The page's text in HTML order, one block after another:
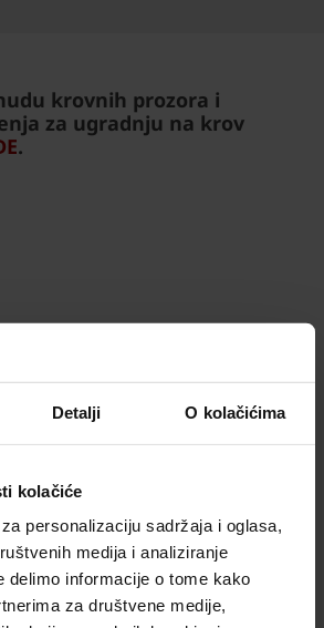
Detalji O kolačićima
kolačiće
personalizaciju sadržaja i oglasa,
medija i analiziranje
delimo informacije o tome kako
za društvene medije,
krovnih prozora i
za ugradnju na krov
.